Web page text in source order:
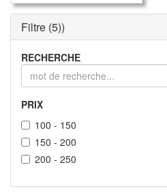
Filtre (5))
RECHERCHE
PRIX
100 - 150
150 - 200
200 - 250